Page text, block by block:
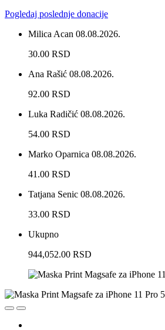
Pogledaj poslednje donacije
Milica Acan 08.08.2026.
30.00 RSD
Ana Rašić 08.08.2026.
92.00 RSD
Luka Radičić 08.08.2026.
54.00 RSD
Marko Oparnica 08.08.2026.
41.00 RSD
Tatjana Senic 08.08.2026.
33.00 RSD
Ukupno
944,052.00 RSD